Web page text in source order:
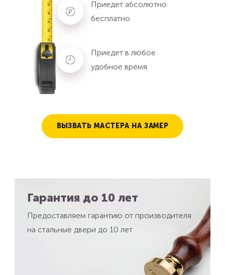
Приедет абсолютно
бесплатно
Приедет в любое
удобное время
ВЫЗВАТЬ МАСТЕРА НА ЗАМЕР
Гарантия до 10 лет
Предоставляем гарантию от производителя
на стальные двери до 10 лет